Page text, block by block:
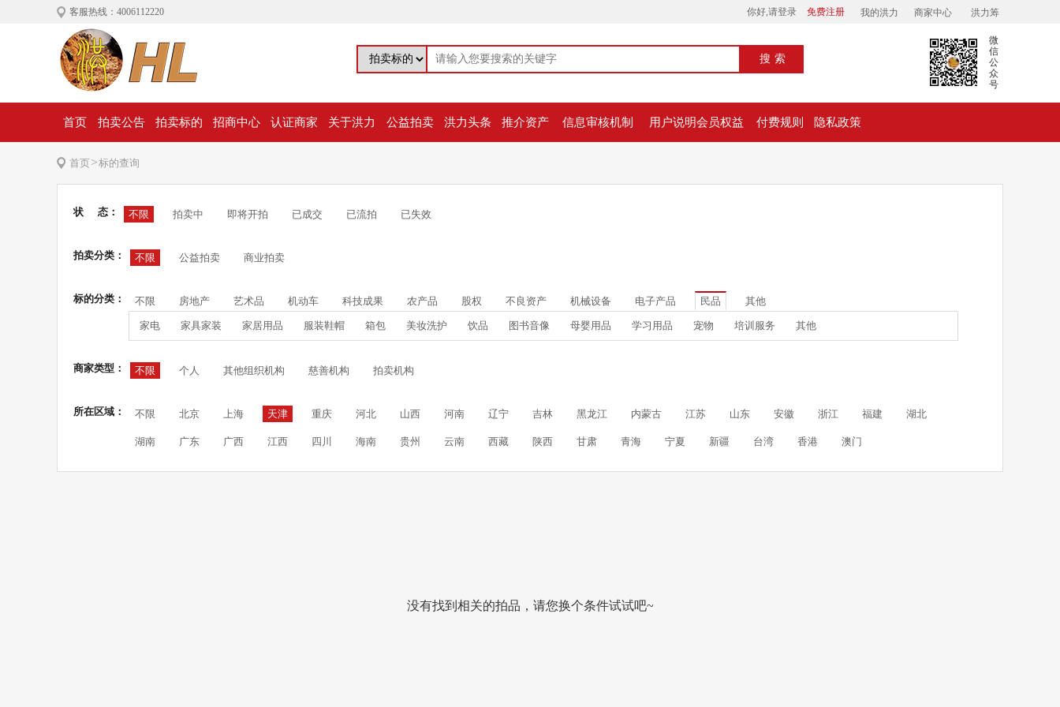
客服热线：4006112220 你好,请登录 免费注册 我的洪力 商家中心 洪力筹
搜索
微
信
公
众
号
首页 拍卖公告 拍卖标的 招商中心 认证商家 关于洪力 公益拍卖 洪力头条 推介资产 信息审核机制 用户说明会员权益 付费规则 隐私政策
首页>标的查询
状 态： 不限 拍卖中 即将开拍 已成交 已流拍 已失效
拍卖分类： 不限 公益拍卖 商业拍卖
标的分类： 不限 房地产 艺术品 机动车 科技成果 农产品 股权 不良资产 机械设备 电子产品 民品 其他
家电 家具家装 家居用品 服装鞋帽 箱包 美妆洗护 饮品 图书音像 母婴用品 学习用品 宠物 培训服务 其他
商家类型： 不限 个人 其他组织机构 慈善机构 拍卖机构
所在区域： 不限 北京 上海 天津 重庆 河北 山西 河南 辽宁 吉林 黑龙江 内蒙古 江苏 山东 安徽 浙江 福建 湖北
湖南 广东 广西 江西 四川 海南 贵州 云南 西藏 陕西 甘肃 青海 宁夏 新疆 台湾 香港 澳门
没有找到相关的拍品，请您换个条件试试吧~